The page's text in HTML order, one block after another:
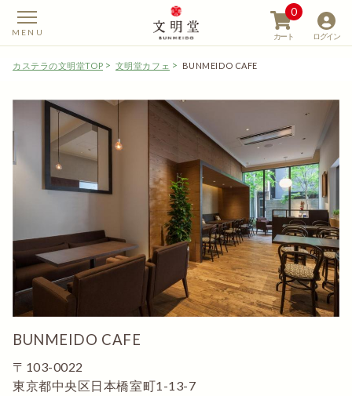
【カステラの文明堂】
ログイン
カート
0
カステラの文明堂TOP 文明堂カフェ BUNMEIDO CAFE
BUNMEIDO CAFE
〒103-0022
東京都中央区日本橋室町1-13-7